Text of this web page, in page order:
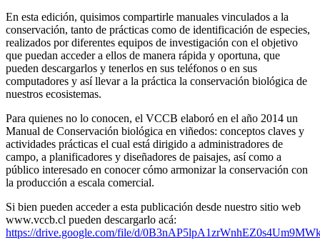
En esta edición, quisimos compartirle manuales vinculados a la
conservación, tanto de prácticas como de identificación de especies,
realizados por diferentes equipos de investigación con el objetivo
que puedan acceder a ellos de manera rápida y oportuna, que
pueden descargarlos y tenerlos en sus teléfonos o en sus
computadores y así llevar a la práctica la conservación biológica de
nuestros ecosistemas.
Para quienes no lo conocen, el VCCB elaboró en el año 2014 un
Manual de Conservación biológica en viñedos: conceptos claves y
actividades prácticas el cual está dirigido a administradores de
campo, a planificadores y diseñadores de paisajes, así como a
público interesado en conocer cómo armonizar la conservación con
la producción a escala comercial.
Si bien pueden acceder a esta publicación desde nuestro sitio web
www.vccb.cl pueden descargarlo acá:
https://drive.google.com/file/d/